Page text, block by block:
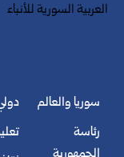
سوريا والعالم
رئاسة